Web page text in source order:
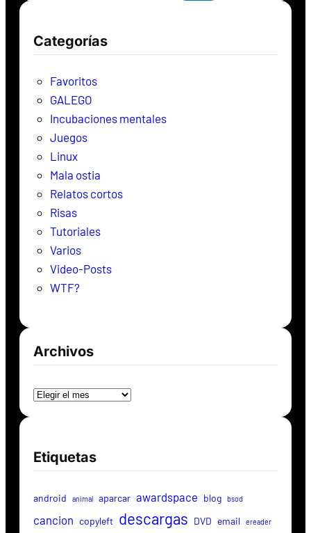
s
Categorías
Favoritos
GALEGO
Incubaciones mentales
Juegos
Linux
Mala ostia
Relatos cortos
Risas
Tutoriales
Varios
Video-Posts
WTF?
Archivos
Etiquetas
android animal aparcar awardspace blog bsod
cancion copyleft descargas DVD email ereader